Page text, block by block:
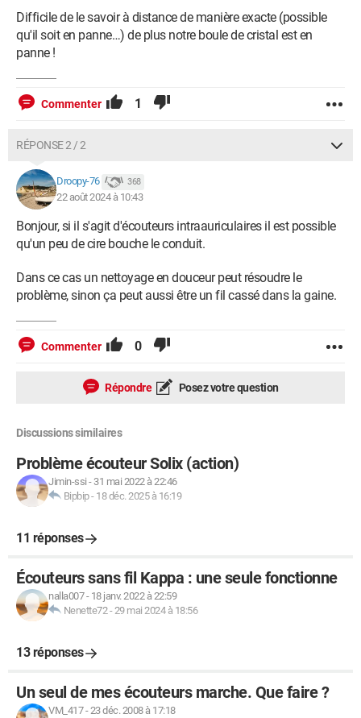
Difficile de le savoir à distance de manière exacte (possible
qu'il soit en panne…) de plus notre boule de cristal est en
panne !
Commenter 1
RÉPONSE 2 / 2
Droopy-76 368
22 août 2024 à 10:43
Bonjour, si il s'agit d'écouteurs intraauriculaires il est possible
qu'un peu de cire bouche le conduit.
Dans ce cas un nettoyage en douceur peut résoudre le
problème, sinon ça peut aussi être un fil cassé dans la gaine.
Commenter 0
Répondre Posez votre question
Discussions similaires
Problème écouteur Solix (action)
Jimin-ssi - 31 mai 2022 à 22:46
Bipbip- 18 déc. 2025 à 16:19
11 réponses
Écouteurs sans fil Kappa : une seule fonctionne
nalla007- 18 janv. 2022 à 22:59
Nenette72-29 mai 2024 à 18:56
13 réponses
Un seul de mes écouteurs marche. Que faire ?
VM_417-23 déc. 2008 à 17:18